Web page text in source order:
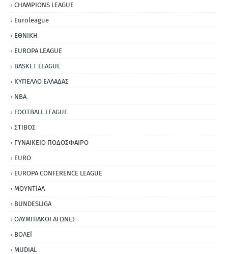
CHAMPIONS LEAGUE
Euroleague
ΕΘΝΙΚΗ
EUROPA LEAGUE
BASKET LEAGUE
ΚΥΠΕΛΛΟ ΕΛΛΑΔΑΣ
NBA
FOOTBALL LEAGUE
ΣΤΙΒΟΣ
ΓΥΝΑΙΚΕΙΟ ΠΟΔΟΣΦΑΙΡΟ
EURO
EUROPA CONFERENCE LEAGUE
ΜΟΥΝΤΙΑΛ
BUNDESLIGA
ΟΛΥΜΠΙΑΚΟΙ ΑΓΩΝΕΣ
ΒΟΛΕΪ
MUDIAL